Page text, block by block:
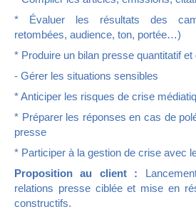
* Évaluer les résultats des
retombées, audience, ton, portée…)
* Produire un bilan presse quantitatif
- Gérer les situations sensibles
* Anticiper les risques de crise
* Préparer les réponses en cas de
presse
* Participer à la gestion de crise avec
Proposition au client :
relations presse ciblée et mise en
constructifs.